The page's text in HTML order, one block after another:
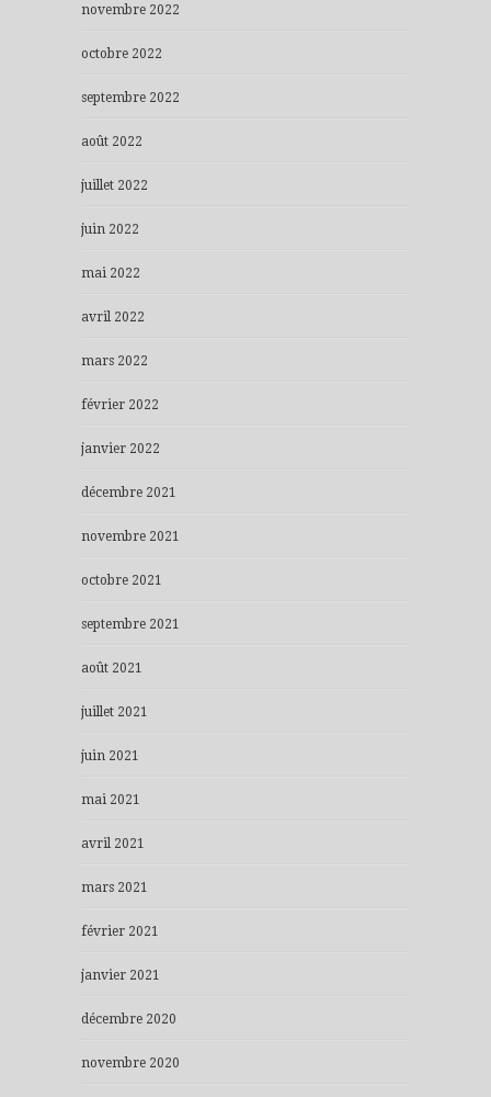
novembre 2022
octobre 2022
septembre 2022
août 2022
juillet 2022
juin 2022
mai 2022
avril 2022
mars 2022
février 2022
janvier 2022
décembre 2021
novembre 2021
octobre 2021
septembre 2021
août 2021
juillet 2021
juin 2021
mai 2021
avril 2021
mars 2021
février 2021
janvier 2021
décembre 2020
novembre 2020